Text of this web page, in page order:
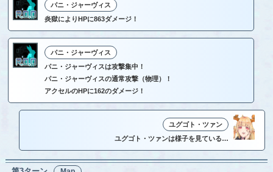
パニ・ジャーヴィス
炎獄によりHPに863ダメージ！
パニ・ジャーヴィス
パニ・ジャーヴィスは攻撃集中！
パニ・ジャーヴィスの通常攻撃（物理）！
アクセルのHPに162のダメージ！
ユグゴト・ツァン
ユグゴト・ツァンは様子を見ている…